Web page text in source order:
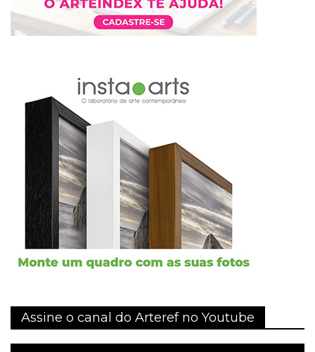
Assine o canal do Arteref no Youtube